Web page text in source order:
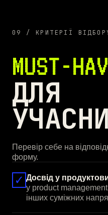
09 / КРИТЕРІЇ
MUST-
ДЛЯ
Перевір себе на
форму.
Досвід у
у product
інших суміжних